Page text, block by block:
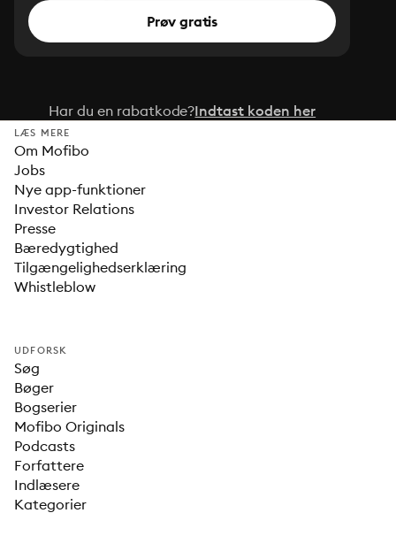
Prøv gratis
Har du en rabatkode?Indtast koden her
LÆS MERE
Om Mofibo
Jobs
Nye app-funktioner
Investor Relations
Presse
Bæredygtighed
Tilgængelighedserklæring
Whistleblow
UDFORSK
Søg
Bøger
Bogserier
Mofibo Originals
Podcasts
Forfattere
Indlæsere
Kategorier